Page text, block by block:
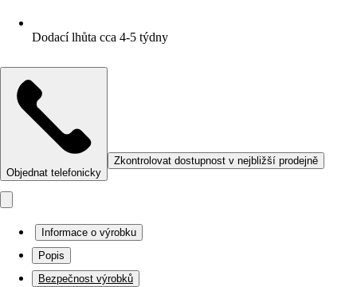
Dodací lhůta cca 4-5 týdny
Objednat telefonicky
Zkontrolovat dostupnost v nejbližší prodejně
Informace o výrobku
Popis
Bezpečnost výrobků